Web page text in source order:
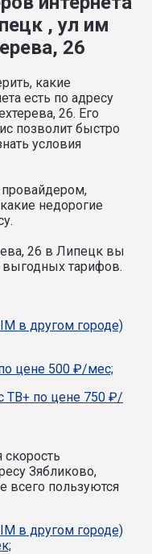
, ул им
26
какие
есть по адресу
26. Его
позволит быстро
условия
провайдером,
недорогие
26 в Липецк вы
тарифов.
в другом городе)
цене 500 ₽/мес;
ТВ+ по цене 750 ₽/
скорость
Зябликово,
всего пользуются
в другом городе)